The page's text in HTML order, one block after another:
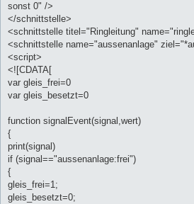
sonst 0" />
</schnittstelle>
<schnittstelle titel="Ringleitung"
<schnittstelle name="aussenanlage"
<script>
<![CDATA[
var gleis_frei=0
var gleis_besetzt=0
function signalEvent(signal,wert)
{
print(signal)
if (signal=="aussenanlage:frei")
{
gleis_frei=1;
gleis_besetzt=0;